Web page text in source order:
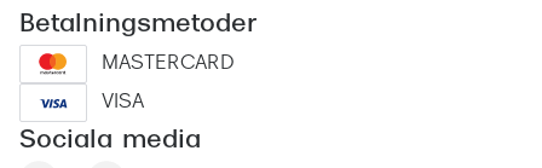
Betalningsmetoder
MASTERCARD
VISA
Sociala media